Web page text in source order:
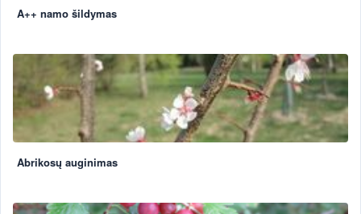
A++ namo šildymas
Abrikosų auginimas